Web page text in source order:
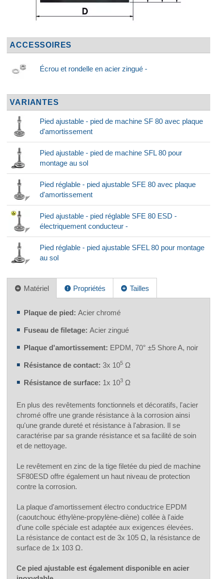
ACCESSOIRES
Écrou et rondelle en acier zingué -
VARIANTES
Pied ajustable - pied de machine SF 80 avec plaque
d'amortissement
Pied ajustable - pied de machine SFL 80 pour
montage au sol
Pied réglable - pied ajustable SFE 80 avec plaque
d'amortissement
Pied ajustable - pied réglable SFE 80 ESD -
électriquement conducteur -
Pied réglable - pied ajustable SFEL 80 pour montage
au sol
Matériel Propriétés Tailles
Plaque de pied: Acier chromé
Fuseau de filetage: Acier zingué
Plaque d'amortissement: EPDM, 70° ±5 Shore A, noir
Résistance de contact: 3x 105 Ω
Résistance de surface: 1x 103 Ω
En plus des revêtements fonctionnels et décoratifs, l'acier
chromé offre une grande résistance à la corrosion ainsi
qu'une grande dureté et résistance à l'abrasion. Il se
caractérise par sa grande résistance et sa facilité de soin
et de nettoyage.
Le revêtement en zinc de la tige filetée du pied de machine
SF80ESD offre également un haut niveau de protection
contre la corrosion.
La plaque d'amortissement électro conductrice EPDM
(caoutchouc éthylène-propylène-diène) collée à l'aide
d'une colle spéciale est adaptée aux exigences élevées.
La résistance de contact est de 3x 105 Ω, la résistance de
surface de 1x 103 Ω.
Ce pied ajustable est également disponible en acier